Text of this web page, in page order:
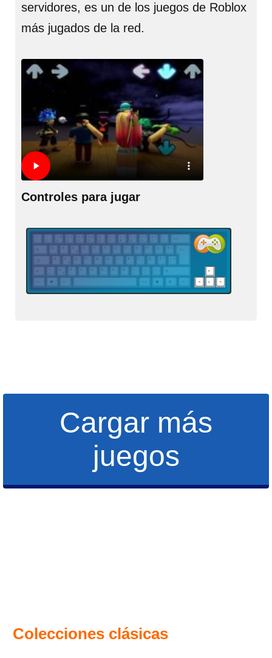
servidores, es un de los juegos de Roblox
más jugados de la red.
Controles para jugar
Cargar más
juegos
Colecciones clásicas